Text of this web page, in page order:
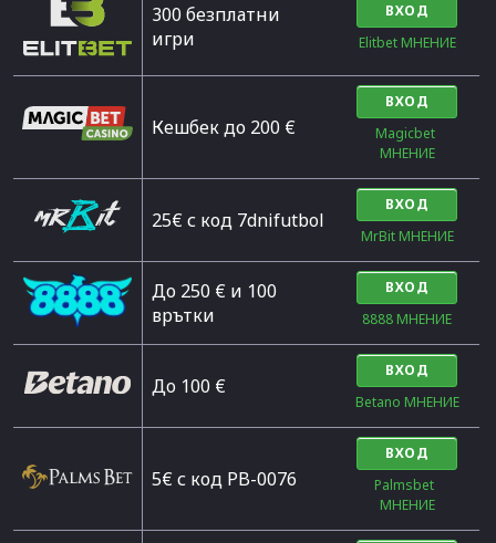
300 безплатни
игри
ВХОД
Elitbet МНЕНИЕ
Кешбек до 200 €
ВХОД
Magicbet
МНЕНИЕ
25€ с код 7dnifutbol
ВХОД
MrBit МНЕНИЕ
До 250 € и 100
врътки
ВХОД
8888 МНЕНИЕ
Дo 100 €
ВХОД
Betano МНЕНИЕ
5€ с код PB-0076
ВХОД
Palmsbet
МНЕНИЕ